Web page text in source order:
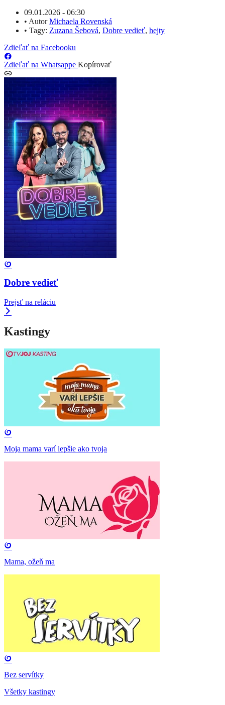
09.01.2026 - 06:30
• AutorMichaela Rovenská
• Tagy: Zuzana Šebová, Dobre vedieť, hejty
Zdieľať na Facebooku
Zdieľať na Whatsappe Kopírovať
Dobre vedieť
Prejsť na reláciu
Kastingy
Moja mama varí lepšie ako tvoja
Mama, ožeň ma
Bez servítky
Všetky kastingy